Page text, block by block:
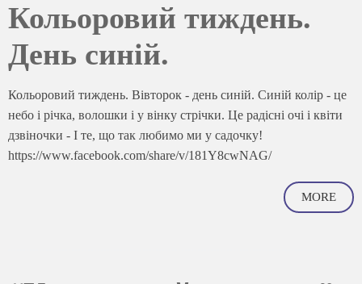
Кольоровий тиждень.
День синій.
Кольоровий тиждень. Вівторок - день синій. Синій колір - це
небо і річка, волошки і у вінку стрічки. Це радісні очі і квіти
дзвіночки - І те, що так любимо ми у садочку!
https://www.facebook.com/share/v/181Y8cwNAG/
MORE